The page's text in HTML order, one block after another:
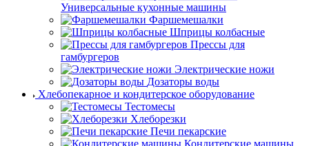
Универсальные кухонные машины
Фаршемешалки
Шприцы колбасные
Прессы для
гамбургеров
Электрические ножи
Дозаторы воды
Хлебопекарное и кондитерское оборудование
Тестомесы
Хлеборезки
Печи пекарские
Кондитерские машины